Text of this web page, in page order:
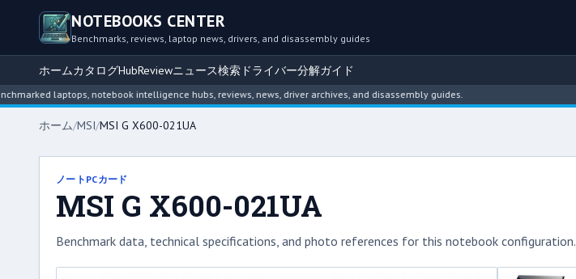
NOTEBOOKS CENTER
Benchmarks, reviews, laptop news, drivers, and disassembly guides
ホームカタログHubReviewニュース検索 ドライバー分解ガイド
laptops, notebook intelligence hubs, reviews, news, driver archives, and disassembly guides.
ホーム/MSI/MSI G X600-021UA
ノートPCカード
MSI G X600-021UA
Benchmark data, technical specifications, and photo references for this notebook configuration.